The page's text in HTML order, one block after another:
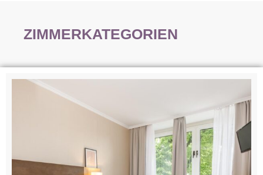
ZIMMERKATEGORIEN